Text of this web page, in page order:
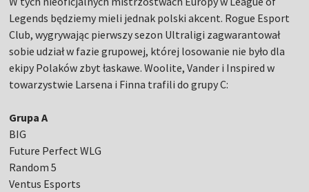
Legends będziemy mieli jednak polski akcent. Rogue Esport
Club, wygrywając pierwszy sezon Ultraligi zagwarantował
sobie udział w fazie grupowej, której losowanie nie było dla
ekipy Polaków zbyt łaskawe. Woolite, Vander i Inspired w
towarzystwie Larsena i Finna trafili do grupy C:
Grupa A
BIG
Future Perfect WLG
Random 5
Ventus Esports